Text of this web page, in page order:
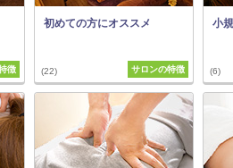
徴
初めての方にオススメ
(22) サロンの特徴
小
(6)